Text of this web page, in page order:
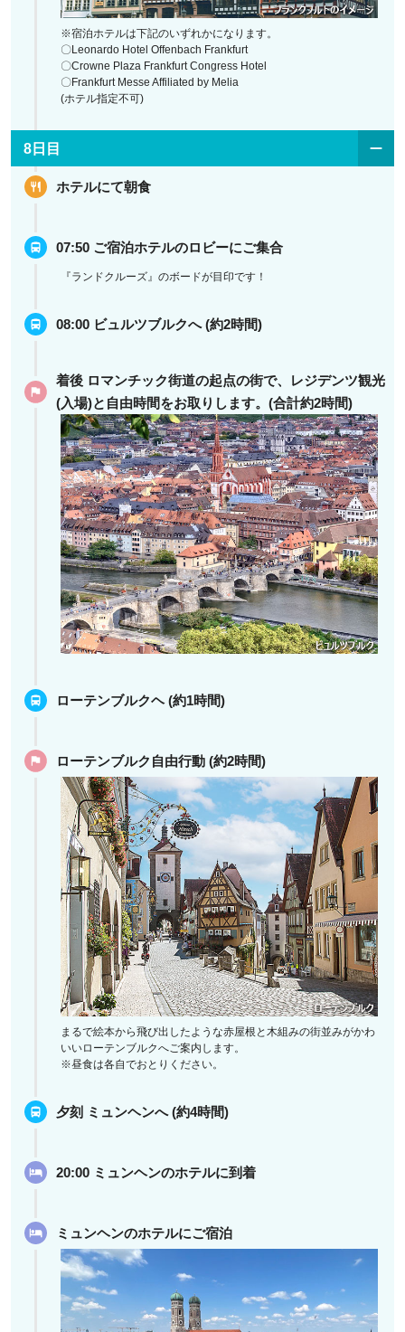
※宿泊ホテルは下記のいずれかになります。
〇Leonardo Hotel Offenbach Frankfurt
〇Crowne Plaza Frankfurt Congress Hotel
〇Frankfurt Messe Affiliated by Melia
(ホテル指定不可)
8日目
ホテルにて朝食
07:50 ご宿泊ホテルのロビーにご集合
『ランドクルーズ』のボードが目印です！
08:00 ビュルツブルクへ (約2時間)
着後 ロマンチック街道の起点の街で、レジデンツ観光
(入場)と自由時間をお取りします。(合計約2時間)
ローテンブルクヘ (約1時間)
ローテンブルク自由行動 (約2時間)
まるで絵本から飛び出したような赤屋根と木組みの街並みがかわ
いいローテンブルクへご案内します。
※昼食は各自でおとりください。
夕刻 ミュンヘンへ (約4時間)
20:00 ミュンヘンのホテルに到着
ミュンヘンのホテルにご宿泊